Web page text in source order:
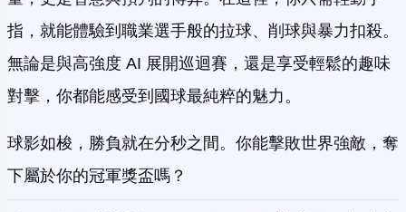
指，就能體驗到職業選手般的拉球、削球與暴力扣殺。
無論是與高強度 AI 展開巡迴賽，還是享受輕鬆的趣味
對擊，你都能感受到國球最純粹的魅力。
球影如梭，勝負就在分秒之間。你能擊敗世界強敵，奪
下屬於你的冠軍獎盃嗎？